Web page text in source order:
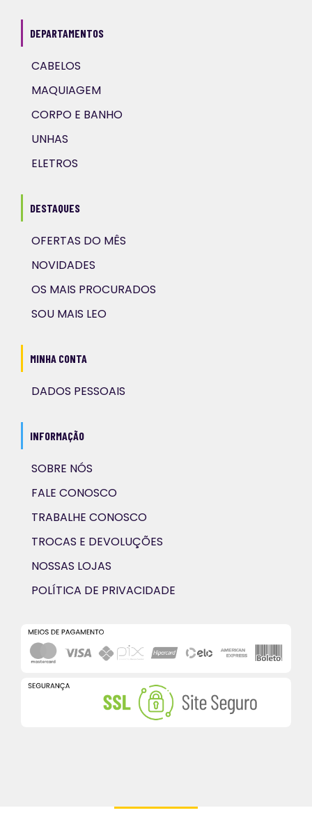
DEPARTAMENTOS
CABELOS
MAQUIAGEM
CORPO E BANHO
UNHAS
ELETROS
DESTAQUES
OFERTAS DO MÊS
NOVIDADES
OS MAIS PROCURADOS
SOU MAIS LEO
MINHA CONTA
DADOS PESSOAIS
INFORMAÇÃO
SOBRE NÓS
FALE CONOSCO
TRABALHE CONOSCO
TROCAS E DEVOLUÇÕES
NOSSAS LOJAS
POLÍTICA DE PRIVACIDADE